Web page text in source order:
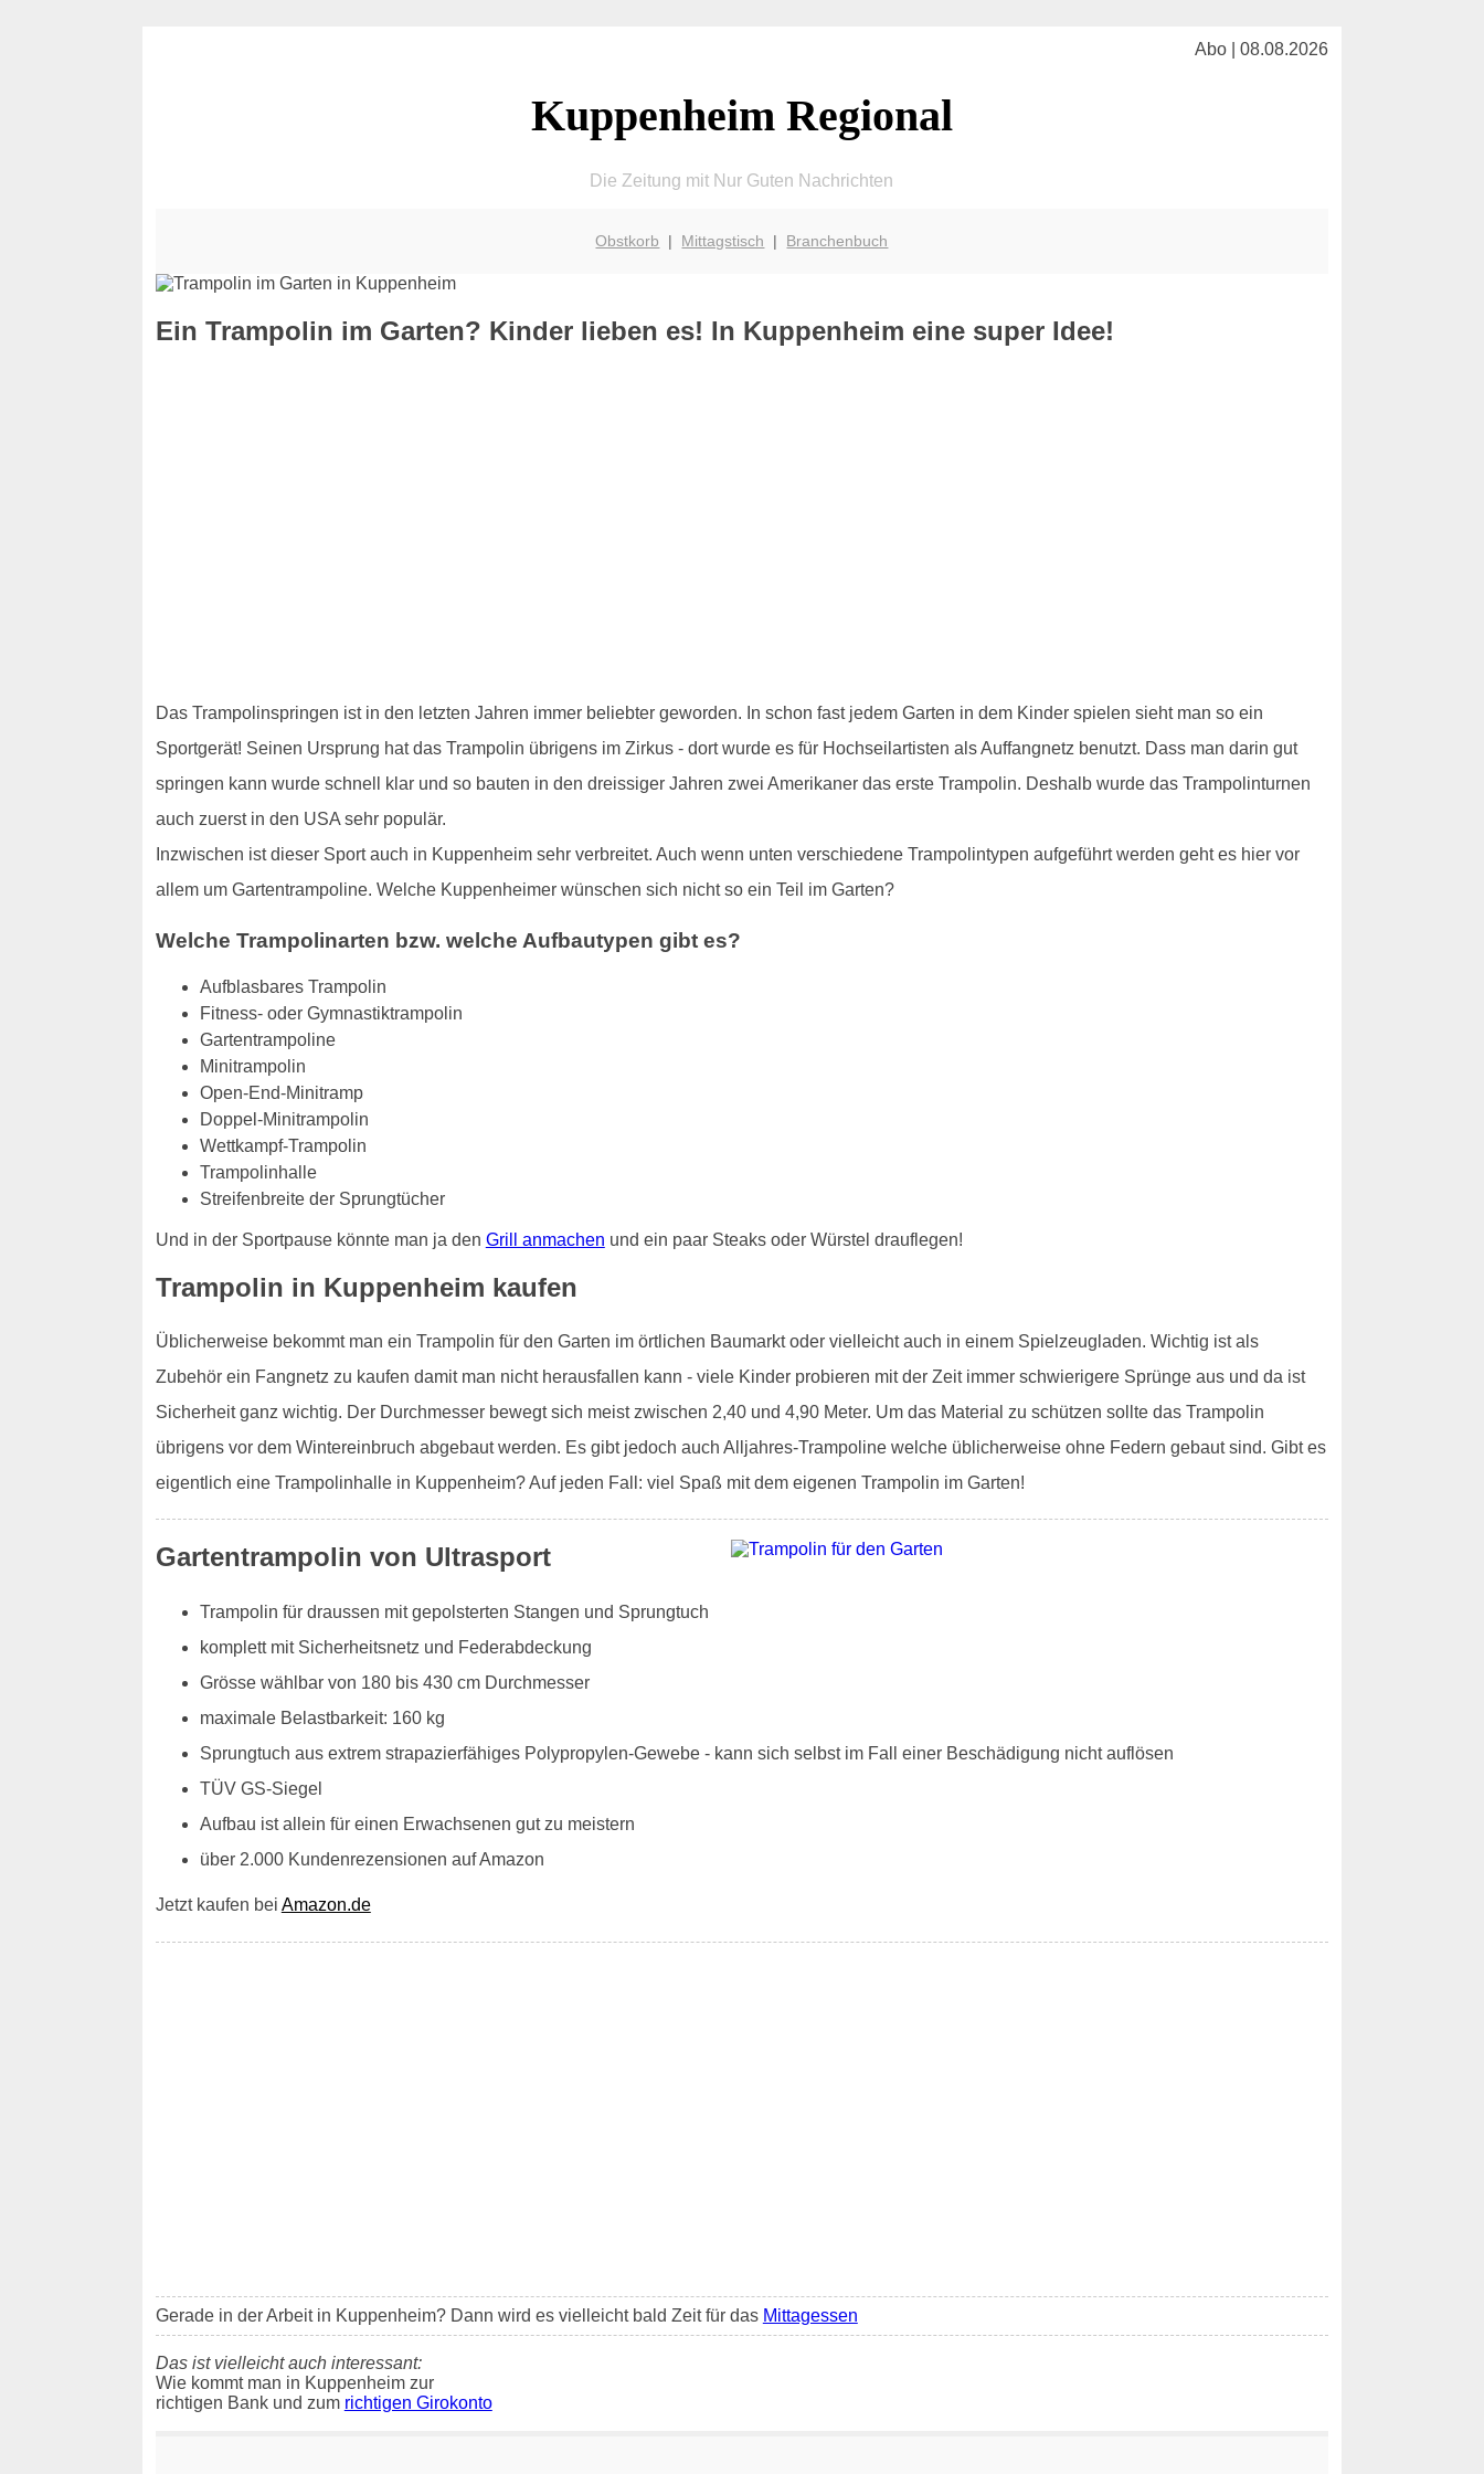
Abo | 08.08.2026
Kuppenheim Regional
Die Zeitung mit Nur Guten Nachrichten
Obstkorb | Mittagstisch | Branchenbuch
Ein Trampolin im Garten? Kinder lieben es! In Kuppenheim eine super Idee!
Das Trampolinspringen ist in den letzten Jahren immer beliebter geworden. In schon fast jedem Garten in dem Kinder spielen sieht man so ein
Sportgerät! Seinen Ursprung hat das Trampolin übrigens im Zirkus - dort wurde es für Hochseilartisten als Auffangnetz benutzt. Dass man darin gut
springen kann wurde schnell klar und so bauten in den dreissiger Jahren zwei Amerikaner das erste Trampolin. Deshalb wurde das Trampolinturnen
auch zuerst in den USA sehr populär.
Inzwischen ist dieser Sport auch in Kuppenheim sehr verbreitet. Auch wenn unten verschiedene Trampolintypen aufgeführt werden geht es hier vor
allem um Gartentrampoline. Welche Kuppenheimer wünschen sich nicht so ein Teil im Garten?
Welche Trampolinarten bzw. welche Aufbautypen gibt es?
Aufblasbares Trampolin
Fitness- oder Gymnastiktrampolin
Gartentrampoline
Minitrampolin
Open-End-Minitramp
Doppel-Minitrampolin
Wettkampf-Trampolin
Trampolinhalle
Streifenbreite der Sprungtücher
Und in der Sportpause könnte man ja den Grill anmachen und ein paar Steaks oder Würstel drauflegen!
Trampolin in Kuppenheim kaufen
Üblicherweise bekommt man ein Trampolin für den Garten im örtlichen Baumarkt oder vielleicht auch in einem Spielzeugladen. Wichtig ist als
Zubehör ein Fangnetz zu kaufen damit man nicht herausfallen kann - viele Kinder probieren mit der Zeit immer schwierigere Sprünge aus und da ist
Sicherheit ganz wichtig. Der Durchmesser bewegt sich meist zwischen 2,40 und 4,90 Meter. Um das Material zu schützen sollte das Trampolin
übrigens vor dem Wintereinbruch abgebaut werden. Es gibt jedoch auch Alljahres-Trampoline welche üblicherweise ohne Federn gebaut sind. Gibt es
eigentlich eine Trampolinhalle in Kuppenheim? Auf jeden Fall: viel Spaß mit dem eigenen Trampolin im Garten!
Gartentrampolin von Ultrasport
Trampolin für draussen mit gepolsterten Stangen und Sprungtuch
komplett mit Sicherheitsnetz und Federabdeckung
Grösse wählbar von 180 bis 430 cm Durchmesser
maximale Belastbarkeit: 160 kg
Sprungtuch aus extrem strapazierfähiges Polypropylen-Gewebe - kann sich selbst im Fall einer Beschädigung nicht auflösen
TÜV GS-Siegel
Aufbau ist allein für einen Erwachsenen gut zu meistern
über 2.000 Kundenrezensionen auf Amazon
Jetzt kaufen bei Amazon.de
Gerade in der Arbeit in Kuppenheim? Dann wird es vielleicht bald Zeit für das Mittagessen
Das ist vielleicht auch interessant:
Wie kommt man in Kuppenheim zur
richtigen Bank und zum richtigen Girokonto